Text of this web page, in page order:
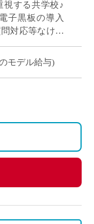
視する共学校♪
子黒板の導入
対応等なけれ
で […]
モデル給与)